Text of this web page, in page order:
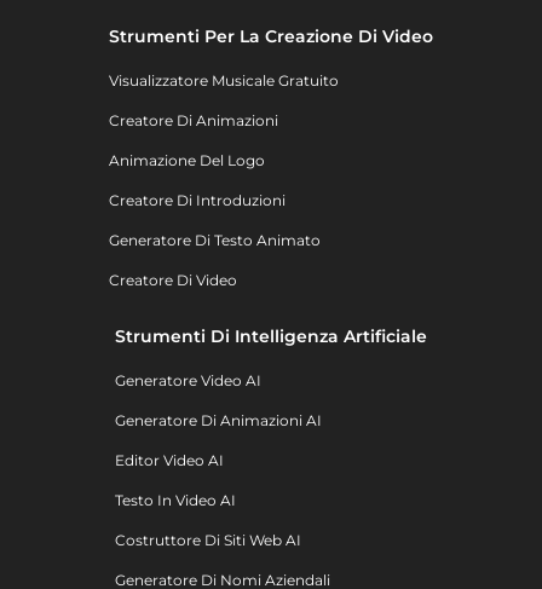
Strumenti Per La Creazione Di Video
Visualizzatore Musicale Gratuito
Creatore Di Animazioni
Animazione Del Logo
Creatore Di Introduzioni
Generatore Di Testo Animato
Creatore Di Video
Strumenti Di Intelligenza Artificiale
Generatore Video AI
Generatore Di Animazioni AI
Editor Video AI
Testo In Video AI
Costruttore Di Siti Web AI
Generatore Di Nomi Aziendali